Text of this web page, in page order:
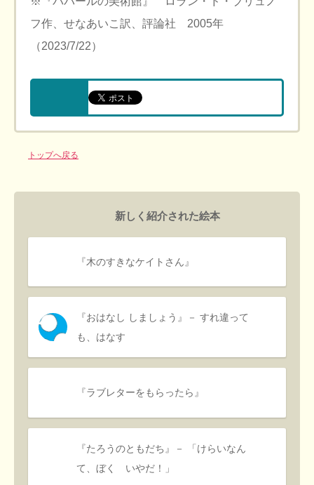
フ作、せなあいこ訳、評論社 2005年
（2023/7/22）
トップへ戻る
新しく紹介された絵本
『木のすきなケイトさん』
『おはなし しましょう』－ すれ違って
も、はなす
『ラブレターをもらったら』
『たろうのともだち』－ 「けらいなん
て、ぼく いやだ！」